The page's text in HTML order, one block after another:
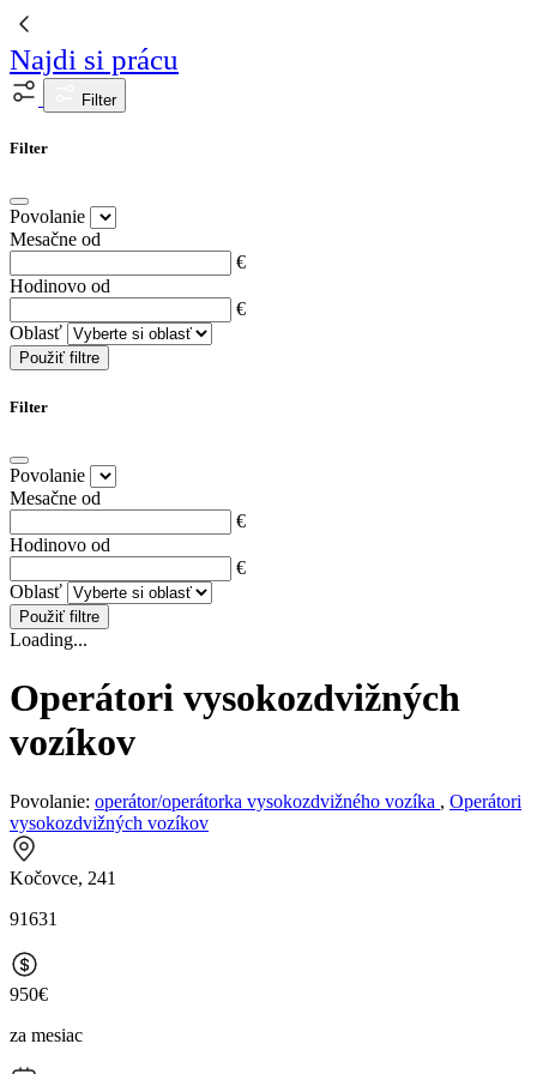
Najdi si prácu
Filter
Filter
Povolanie
Mesačne od
€
Hodinovo od
€
Oblasť
Použiť filtre
Filter
Povolanie
Mesačne od
€
Hodinovo od
€
Oblasť
Použiť filtre
Loading...
Operátori vysokozdvižných
vozíkov
Povolanie: operátor/operátorka vysokozdvižného vozíka , Operátori
vysokozdvižných vozíkov
Kočovce, 241
91631
950€
za mesiac